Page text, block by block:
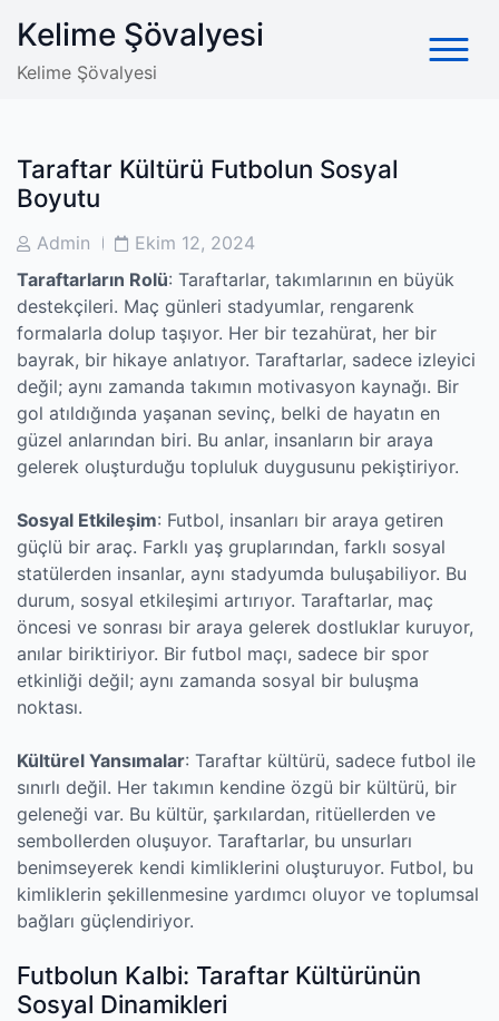
content
Kelime Şövalyesi
Kelime Şövalyesi
Taraftar Kültürü Futbolun Sosyal
Boyutu
PostAdmin
PostEkim 12, 2024
Taraftarların Rolü: Taraftarlar, takımlarının en büyük
destekçileri. Maç günleri stadyumlar, rengarenk
formalarla dolup taşıyor. Her bir tezahürat, her bir
bayrak, bir hikaye anlatıyor. Taraftarlar, sadece izleyici
değil; aynı zamanda takımın motivasyon kaynağı. Bir
gol atıldığında yaşanan sevinç, belki de hayatın en
güzel anlarından biri. Bu anlar, insanların bir araya
gelerek oluşturduğu topluluk duygusunu pekiştiriyor.
Sosyal Etkileşim: Futbol, insanları bir araya getiren
güçlü bir araç. Farklı yaş gruplarından, farklı sosyal
statülerden insanlar, aynı stadyumda buluşabiliyor. Bu
durum, sosyal etkileşimi artırıyor. Taraftarlar, maç
öncesi ve sonrası bir araya gelerek dostluklar kuruyor,
anılar biriktiriyor. Bir futbol maçı, sadece bir spor
etkinliği değil; aynı zamanda sosyal bir buluşma
noktası.
Kültürel Yansımalar: Taraftar kültürü, sadece futbol ile
sınırlı değil. Her takımın kendine özgü bir kültürü, bir
geleneği var. Bu kültür, şarkılardan, ritüellerden ve
sembollerden oluşuyor. Taraftarlar, bu unsurları
benimseyerek kendi kimliklerini oluşturuyor. Futbol, bu
kimliklerin şekillenmesine yardımcı oluyor ve toplumsal
bağları güçlendiriyor.
Futbolun Kalbi: Taraftar Kültürünün
Sosyal Dinamikleri